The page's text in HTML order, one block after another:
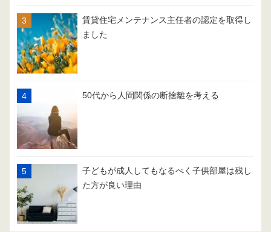
賃貸住宅メンテナンス主任者の認定を取得し
ました
50代から人間関係の断捨離を考える
子どもが成人してもなるべく子供部屋は残し
た方が良い理由